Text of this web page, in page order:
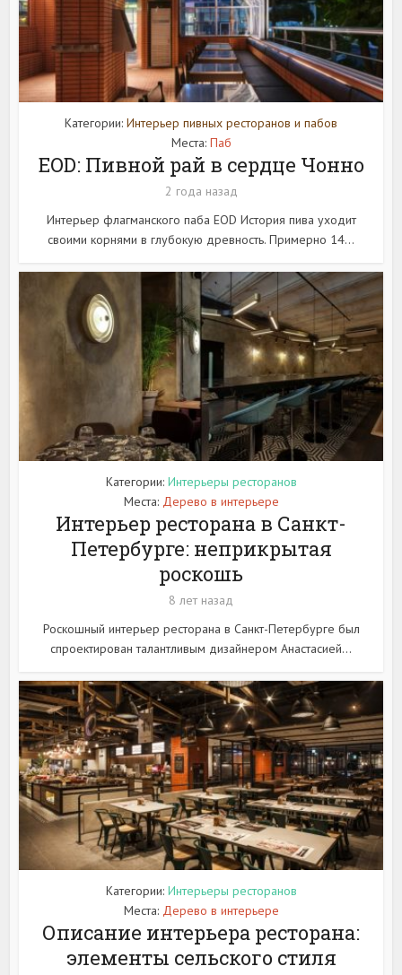
Категории: Интерьер пивных ресторанов и пабов
Места: Паб
EOD: Пивной рай в сердце Чонно
2 года назад
Интерьер флагманского паба EOD История пива уходит
своими корнями в глубокую древность. Примерно 14...
Категории: Интерьеры ресторанов
Места: Дерево в интерьере
Интерьер ресторана в Санкт-
Петербурге: неприкрытая
роскошь
8 лет назад
Роскошный интерьер ресторана в Санкт-Петербурге был
спроектирован талантливым дизайнером Анастасией...
Категории: Интерьеры ресторанов
Места: Дерево в интерьере
Описание интерьера ресторана:
элементы сельского стиля